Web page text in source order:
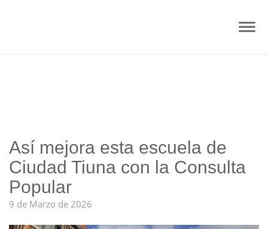
Así mejora esta escuela de
Ciudad Tiuna con la Consulta
Popular
9 de Marzo de 2026